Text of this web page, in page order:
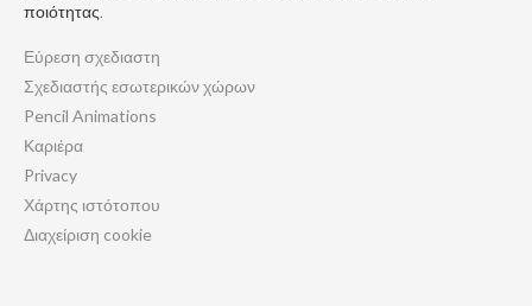
ποιότητας.
Εύρεση σχεδιαστη
Σχεδιαστής εσωτερικών χώρων
Pencil Animations
Καριέρα
Privacy
Χάρτης ιστότοπου
Διαχείριση cookie